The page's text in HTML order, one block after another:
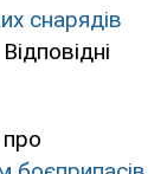
снарядів